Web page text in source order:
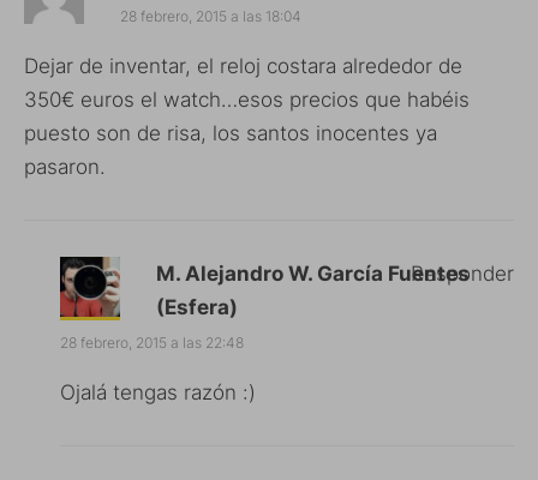
28 febrero, 2015 a las 18:04
Dejar de inventar, el reloj costara alrededor de
350€ euros el watch…esos precios que habéis
puesto son de risa, los santos inocentes ya
pasaron.
M. Alejandro W. García Fuentes
(Esfera)
28 febrero, 2015 a las 22:48
Ojalá tengas razón :)
Responder